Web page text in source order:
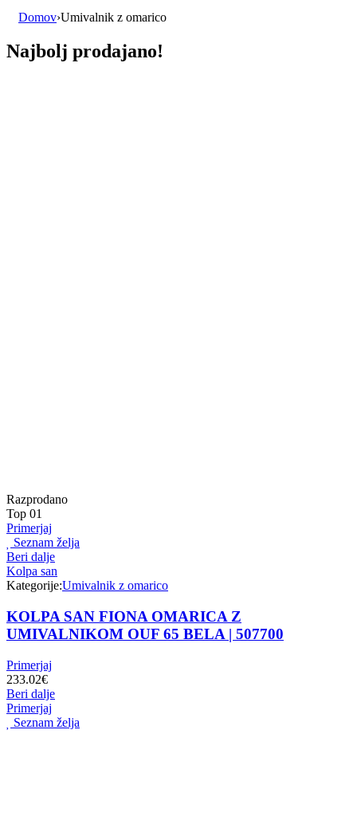
Domov›Umivalnik z omarico
Najbolj prodajano!
Razprodano
Top 01
Primerjaj
Seznam želja
Beri dalje
Kolpa san
Kategorije:Umivalnik z omarico
KOLPA SAN FIONA OMARICA Z
UMIVALNIKOM OUF 65 BELA | 507700
Primerjaj
233.02€
Beri dalje
Primerjaj
Seznam želja